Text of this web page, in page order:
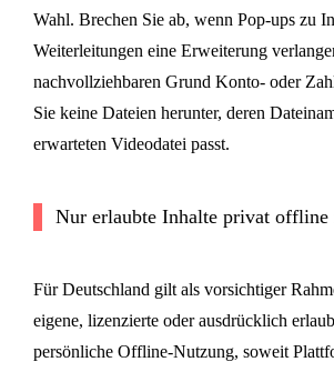
Wahl. Brechen Sie ab, wenn Pop-ups zu
Weiterleitungen eine Erweiterung
nachvollziehbaren Grund Konto- oder
Sie keine Dateien herunter, deren
erwarteten Videodatei passt.
Nur erlaubte Inhalte privat offline
Für Deutschland gilt als vorsichtiger
eigene, lizenzierte oder ausdrücklich
persönliche Offline-Nutzung, soweit